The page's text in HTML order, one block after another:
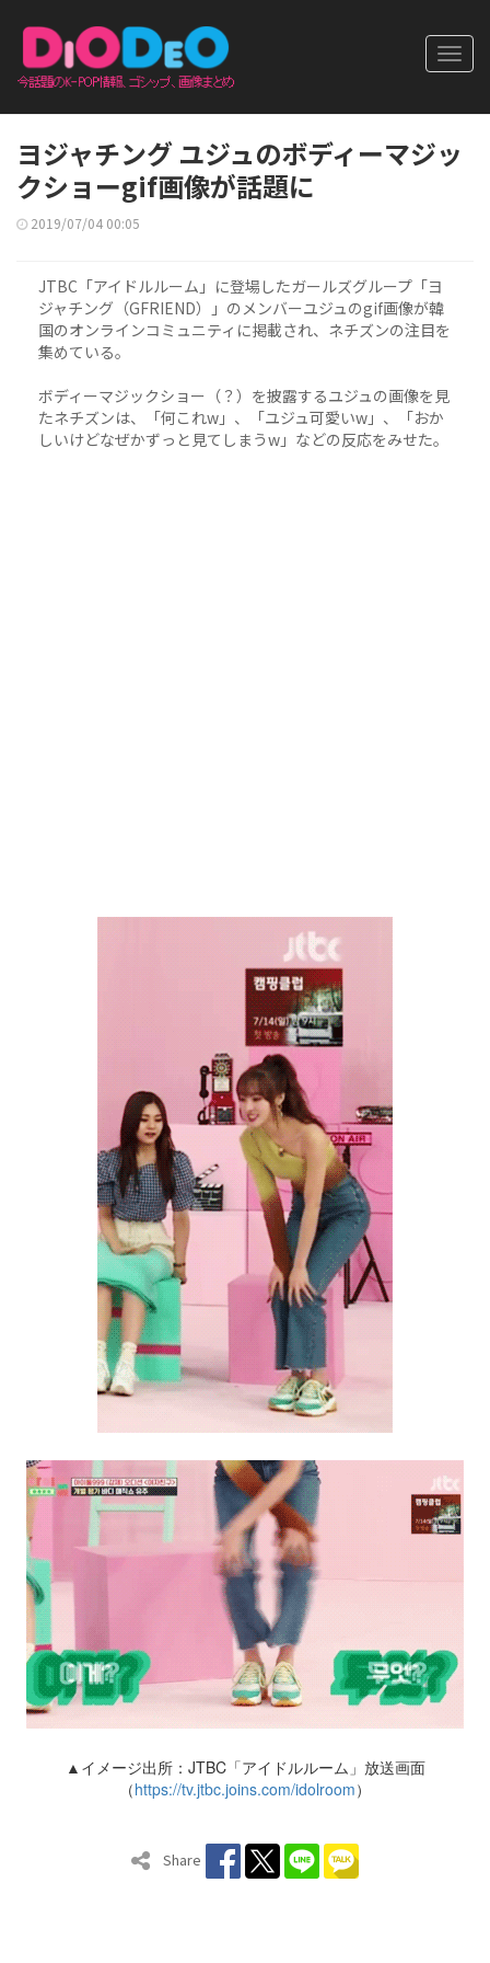
ヨジャチング ユジュのボディーマジッ
クショーgif画像が話題に
2019/07/04 00:05
JTBC「アイドルルーム」に登場したガールズグループ「ヨ
ジャチング（GFRIEND）」のメンバーユジュのgif画像が韓
国のオンラインコミュニティに掲載され、ネチズンの注目を
集めている。
ボディーマジックショー（？）を披露するユジュの画像を見
たネチズンは、「何これw」、「ユジュ可愛いw」、「おか
しいけどなぜかずっと見てしまうw」などの反応をみせた。
▲イメージ出所：JTBC「アイドルルーム」放送画面
（https://tv.jtbc.joins.com/idolroom）
Share